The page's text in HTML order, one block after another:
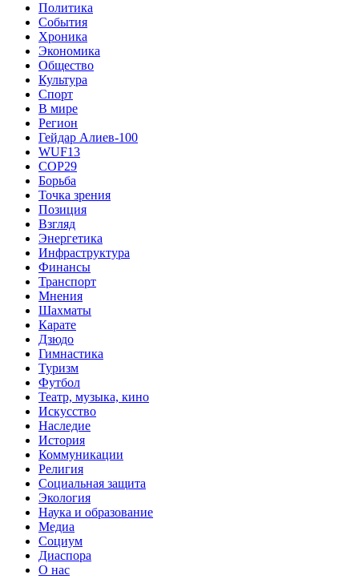
Политика
События
Хроника
Экономика
Общество
Культура
Спорт
В мире
Регион
Гейдар Алиев-100
WUF13
COP29
Борьба
Точка зрения
Позиция
Взгляд
Энергетика
Инфраструктура
Финансы
Транспорт
Мнения
Шахматы
Карате
Дзюдо
Гимнастика
Туризм
Футбол
Театр, музыка, кино
Искусство
Наследие
История
Коммуникации
Религия
Социальная защита
Экология
Наука и образование
Медиа
Социум
Диаспора
О нас